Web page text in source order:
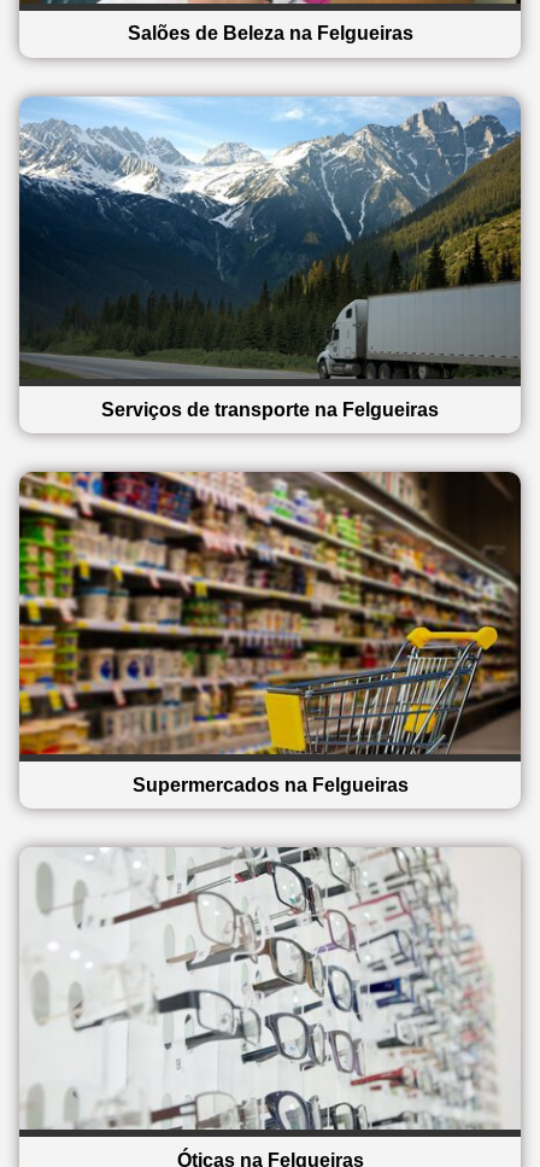
Salões de Beleza na Felgueiras
Serviços de transporte na Felgueiras
Supermercados na Felgueiras
Óticas na Felgueiras